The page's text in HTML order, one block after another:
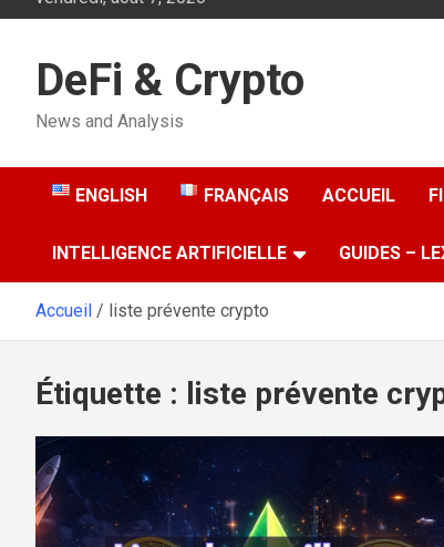
DeFi & Crypto
News and Analysis
ENGLISH FRANÇAIS ACCUEIL
INTELLIGENCE ARTIFICIELLE GUIDES –
Accueil liste prévente crypto
Étiquette : liste prévente